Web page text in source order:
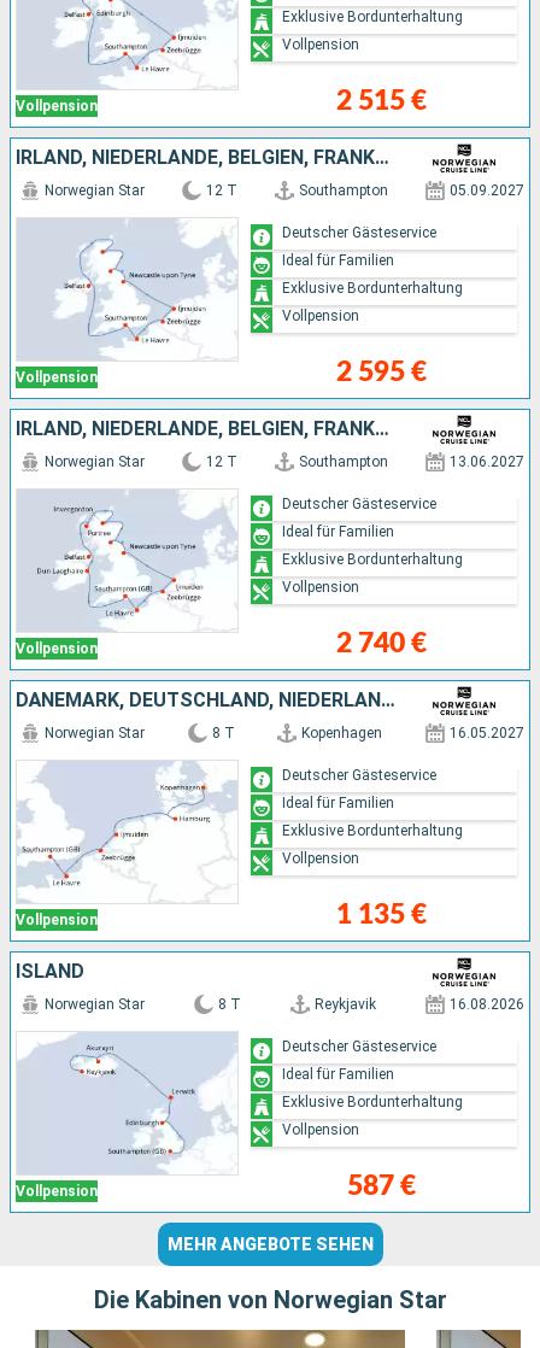
Vollpension 2 515 €
Exklusive Bordunterhaltung
Vollpension
IRLAND, NIEDERLANDE, BELGIEN, FRANKREICH
Vollpension
Norwegian Star 12 T Southampton 05.09.2027
2 595 €
Deutscher Gästeservice
Ideal für Familien
Exklusive Bordunterhaltung
Vollpension
IRLAND, NIEDERLANDE, BELGIEN, FRANKREICH
Vollpension
Norwegian Star 12 T Southampton 13.06.2027
2 740 €
Deutscher Gästeservice
Ideal für Familien
Exklusive Bordunterhaltung
Vollpension
DÄNEMARK, DEUTSCHLAND, NIEDERLANDE, BELGIEN, FRANKREICH
Vollpension
Norwegian Star 8 T Kopenhagen 16.05.2027
1 135 €
Deutscher Gästeservice
Ideal für Familien
Exklusive Bordunterhaltung
Vollpension
ISLAND
Vollpension
Norwegian Star 8 T Reykjavik 16.08.2026
587 €
Deutscher Gästeservice
Ideal für Familien
Exklusive Bordunterhaltung
Vollpension
MEHR ANGEBOTE SEHEN
Die Kabinen von Norwegian Star